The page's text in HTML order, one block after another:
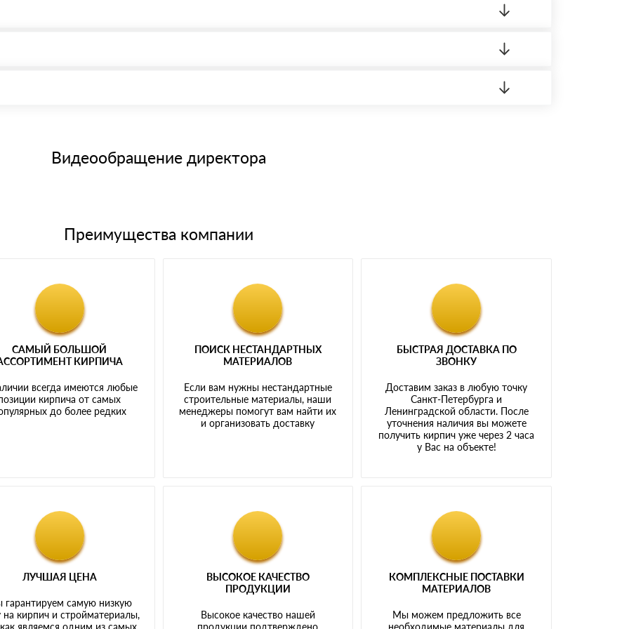
банковским картам
Видеообращение директора
Преимущества компании
САМЫЙ БОЛЬШОЙ
КИРПИЧА
всегда имеются любые
кирпича от самых
до более редких
ПОИСК НЕСТАНДАРТНЫХ
МАТЕРИАЛОВ
Если вам нужны нестандартные
строительные материалы, наши
менеджеры помогут вам найти их
и организовать доставку
БЫСТРАЯ ДОСТАВКА ПО
ЗВОНКУ
Доставим заказ в любую точку
Санкт-Петербурга и
Ленинградской области. После
уточнения наличия вы можете
получить кирпич уже через 2 часа
у Вас на объекте!
ЛУЧШАЯ ЦЕНА
самую низкую
на кирпич и стройматериалы,
являемся одним из самых
ВЫСОКОЕ КАЧЕСТВО
ПРОДУКЦИИ
Высокое качество нашей
продукции подтверждено
КОМПЛЕКСНЫЕ ПОСТАВКИ
МАТЕРИАЛОВ
Мы можем предложить все
необходимые материалы для